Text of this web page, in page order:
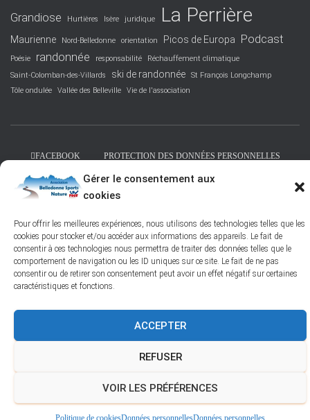
Gérer le consentement aux
cookies
Pour offrir les meilleures expériences, nous utilisons des technologies telles que les
cookies pour stocker et/ou accéder aux informations des appareils. Le fait de
consentir à ces technologies nous permettra de traiter des données telles que le
comportement de navigation ou les ID uniques sur ce site. Le fait de ne pas
consentir ou de retirer son consentement peut avoir un effet négatif sur certaines
caractéristiques et fonctions.
ACCEPTER
REFUSER
VOIR LES PRÉFÉRENCES
Politique de cookiesDonnées personnellesDonnées personnelles
Grandiose Hurtières Isère juridique La Perrière
Maurienne Nord-Belledonne orientation Picos de Europa Podcast
Poésie randonnée responsabilité
Réchauffement climatique
Saint-Colomban-des-Villards
ski de randonnée
St François Longchamp
Tôle ondulée
Vallée des Belleville Vie de l'association
FACEBOOK PROTECTION DES DONNÉES PERSONNELLES
POLITIQUE DES COOKIES – © 2026
Hestia | Développé parThemeIsle